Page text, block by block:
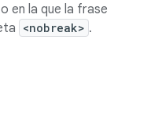
en la que la frase
<nobreak> .